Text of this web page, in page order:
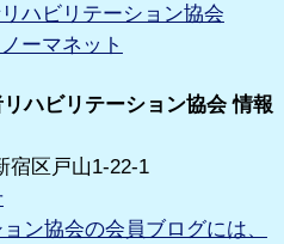
ハビリテーション協会
ーマネット
ハビリテーション協会 情報
宿区戸山1-22-1
ン協会の会員ブログには、